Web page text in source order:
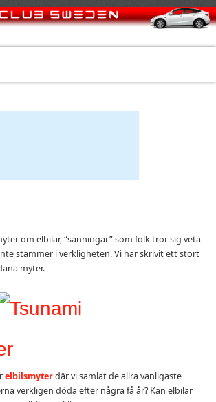
om elbilar, “sanningar” som folk tror sig veta
stämmer i verkligheten. Vi har skrivit ett stort
myter.
elbilsmyterdär vi samlat de allra vanligaste
verkligen döda efter några få år? Kan elbilar